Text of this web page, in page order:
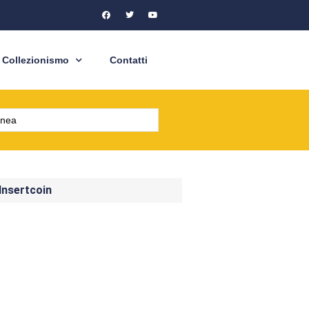
Collezionismo Contatti